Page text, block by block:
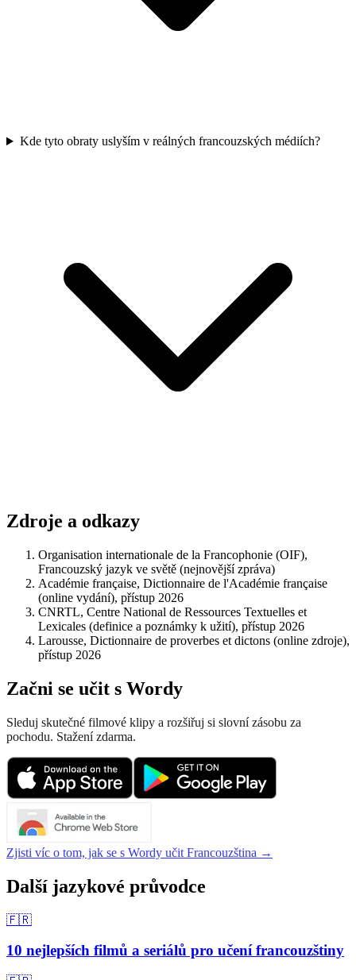
Kde tyto obraty uslyším v reálných francouzských médiích?
Zdroje a odkazy
Organisation internationale de la Francophonie (OIF),
Francouzský jazyk ve světě (nejnovější zpráva)
Académie française, Dictionnaire de l'Académie française
(online vydání), přístup 2026
CNRTL, Centre National de Ressources Textuelles et
Lexicales (definice a poznámky k užití), přístup 2026
Larousse, Dictionnaire de proverbes et dictons (online zdroje),
přístup 2026
Začni se učit s Wordy
Sleduj skutečné filmové klipy a rozšiřuj si slovní zásobu za
pochodu. Stažení zdarma.
Zjisti víc o tom, jak se s Wordy učit Francouzština →
Další jazykové průvodce
🇫🇷
10 nejlepších filmů a seriálů pro učení francouzštiny